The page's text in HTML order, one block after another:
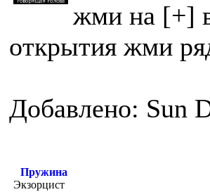
жми на [+]
открытия жми
Добавлено: Sun
Пружина
Экзорцист